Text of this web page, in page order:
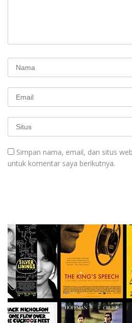
Simpan nama, email, dan situs
untuk komentar saya berikutnya.